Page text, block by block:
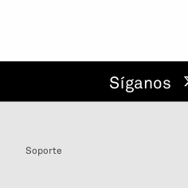
Síganos
Soporte